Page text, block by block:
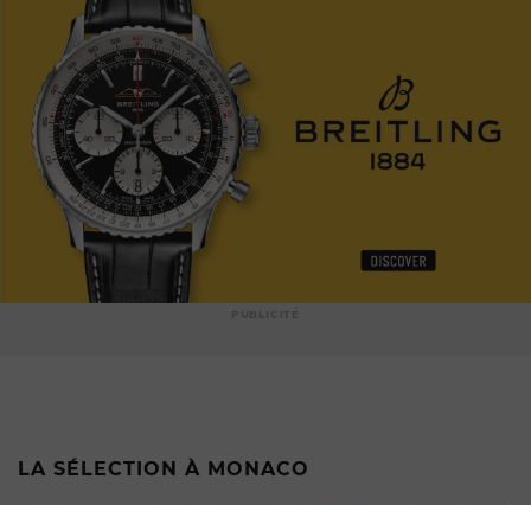
LA SÉLECTION À MONACO